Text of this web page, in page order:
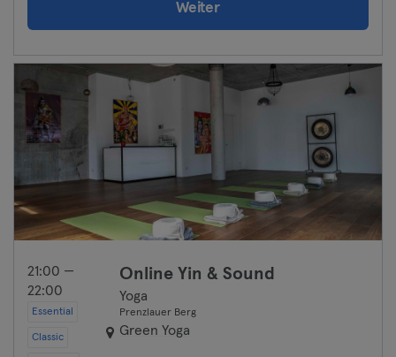
Weiter
21:00 —
22:00
Essential
Classic
Online Yin & Sound
Yoga
Prenzlauer Berg
Green Yoga